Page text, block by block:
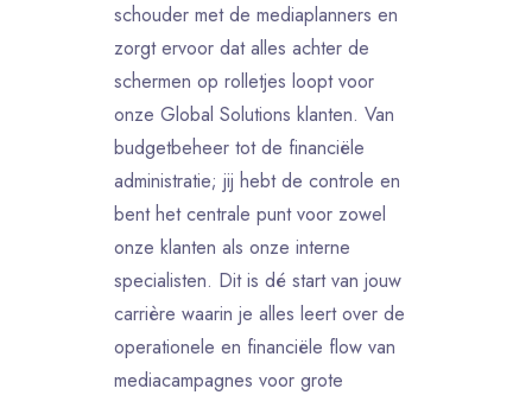
schouder met de mediaplanners en
zorgt ervoor dat alles achter de
schermen op rolletjes loopt voor
onze Global Solutions klanten. Van
budgetbeheer tot de financiële
administratie; jij hebt de controle en
bent het centrale punt voor zowel
onze klanten als onze interne
specialisten. Dit is dé start van jouw
carrière waarin je alles leert over de
operationele en financiële flow van
mediacampagnes voor grote